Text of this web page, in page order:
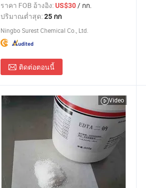
ราคา FOB อ้างอิง:US$30/ กก.
ปริมาณต่ำสุด:25 กก
Ningbo Surest Chemical Co., Ltd.
ติดต่อตอนนี้
Video